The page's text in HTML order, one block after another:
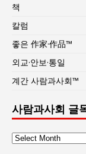
책
칼럼
좋은 作家·作品™
외교·안보·통일
계간 사람과사회™
사람과사회 글
사